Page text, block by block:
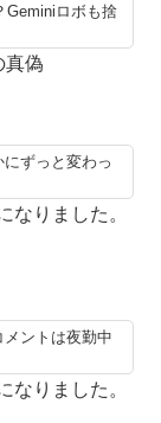
Geminiロボも捨
真偽
ずっと変わっ
なりました。
ントは夜勤中
なりました。